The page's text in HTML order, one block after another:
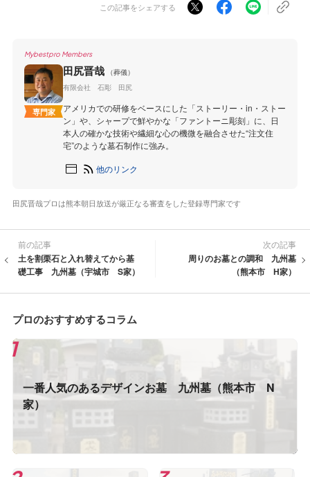
この記事をシェアする
Mybestpro Members
専門家
田尻晋哉
（葬儀）
有限会社 石彫 田尻
アメリカでの研修をベースにした「ストーリー・in・ストー
ン」や、シャープで鮮やかな「ファントーニ彫刻」に、日
本人の確かな技術や繊細な心の機微を融合させた“注文住
宅”のような墓石制作に強み。
他のリンク
田尻晋哉プロは熊本朝日放送が厳正なる審査をした登録専門家です
前の記事
土を割栗石と入れ替えてから基
礎工事 九州墓（宇城市 S家）
次の記事
周りのお墓との調和 九州墓
（熊本市 H家）
プロのおすすめするコラム
一番人気のあるデザインお墓 九州墓（熊本市 N
家）